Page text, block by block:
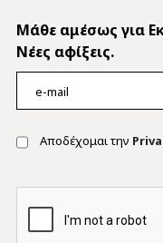
Mάθε αμέσως για
Νέες αφίξεις.
Αποδέχομαι την